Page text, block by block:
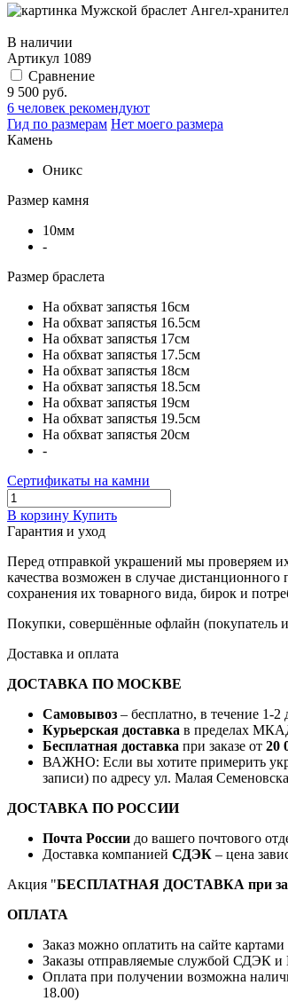
В наличии
Артикул 1089
Сравнение
9 500 руб.
6 человек рекомендуют
Гид по размерам Нет моего размера
Камень
Оникс
Размер камня
10мм
-
Размер браслета
На обхват запястья 16см
На обхват запястья 16.5см
На обхват запястья 17см
На обхват запястья 17.5см
На обхват запястья 18см
На обхват запястья 18.5см
На обхват запястья 19см
На обхват запястья 19.5см
На обхват запястья 20см
-
Сертификаты на камни
В корзину Купить
Гарантия и уход
Перед отправкой украшений мы проверяем
качества возможен в случае
сохранения их товарного вида, бирок и
Покупки, совершённые офлайн (покупатель
Доставка и оплата
ДОСТАВКА ПО МОСКВЕ
Самовывоз – бесплатно, в течение 1-
Курьерская доставка в пределах
Бесплатная доставка при заказе от 20
ВАЖНО: Если вы хотите примерить
записи) по адресу ул. Малая
ДОСТАВКА ПО РОССИИ
Почта России до вашего почтового
Доставка компанией СДЭК – цена
Акция "БЕСПЛАТНАЯ ДОСТАВКА при
ОПЛАТА
Заказ можно оплатить на сайте
Заказы отправляемые службой СДЭК и
Оплата при получении возможна
18.00)